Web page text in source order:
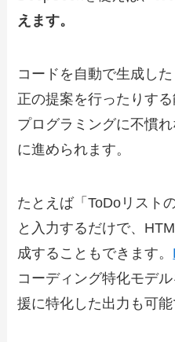
えます。
コードを自動で生成し
正の提案を行ったりす
プログラミングに不慣
に進められます。
たとえば「ToDoリスト
と入力するだけで、
成することもできます。
コーディング特化モデ
援に特化した出力も可能